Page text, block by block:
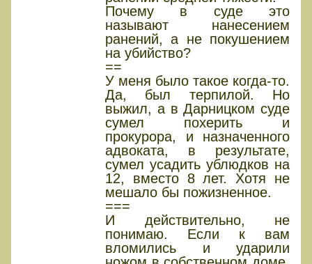
Почему в суде это
называют нанесением
ранений, а не покушением
на убийство?
==
У меня было такое когда-то.
Да, был терпилой. Но
выжил, а в Дарницком суде
сумел похерить и
прокурора, и назначенного
адвоката, в результате,
сумел усадить ублюдков на
12, вместо 8 лет. Хотя не
мешало бы пожизненное.
===
И действительно, не
понимаю. Если к вам
вломились и ударили